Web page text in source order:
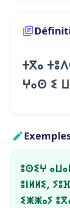
ⵜⴳⴰ
ⵖⴰⵙ ⵉ
ⵓⵙⵉⵖ
ⵓⵏⵍⵍⵉ,
ⵉⵥⵥⴰⵢ